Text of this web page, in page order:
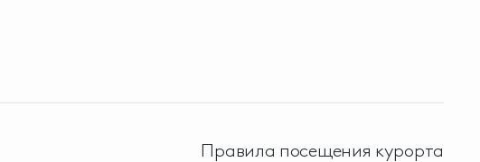
Правила посещения курорта